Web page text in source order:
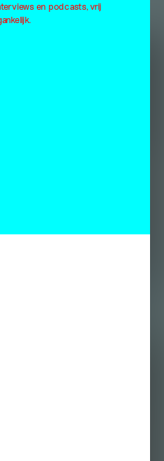
en podcasts, vrij